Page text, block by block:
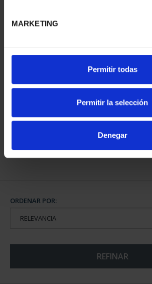
MARKETING
Permitir todas
Permitir la selección
Denegar
CAPITALES DE
COMPLET...
3.796,00 €
ORDENAR POR:
REFINAR